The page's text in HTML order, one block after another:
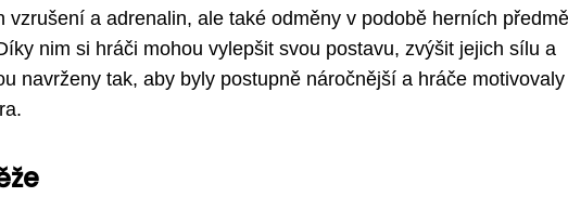
a adrenalin, ale také odměny v podobě herních
nim si hráči mohou vylepšit svou postavu, zvýšit jejich sílu a
navrženy tak, aby byly postupně náročnější a hráče